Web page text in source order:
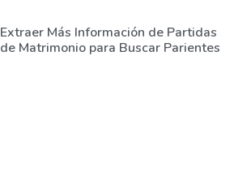
Extraer Más Información de Partidas
de Matrimonio para Buscar Parientes